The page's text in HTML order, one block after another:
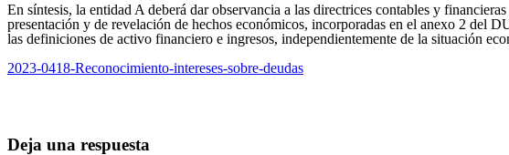
En síntesis, la entidad A deberá dar observancia a las directrices contables y
presentación y de revelación de hechos económicos, incorporadas en el anexo 2 del
las definiciones de activo financiero e ingresos, independientemente de la situación
2023-0418-Reconocimiento-intereses-sobre-deudas
Deja una respuesta